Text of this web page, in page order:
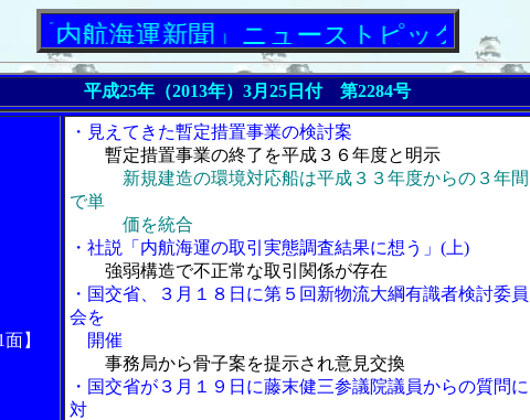
海運新聞」ニューストピックス
平成25年（2013年）3月25日付 第2284号
】
・見えてきた暫定措置事業の検討案
暫定措置事業の終了を平成３６年度と明示
新規建造の環境対応船は平成３３年度からの３年間
で単
価を統合
・社説「内航海運の取引実態調査結果に想う」(上)
強弱構造で不正常な取引関係が存在
・国交省、３月１８日に第５回新物流大綱有識者検討委員
会を
開催
事務局から骨子案を提示され意見交換
・国交省が３月１９日に藤末健三参議院議員からの質問に
対